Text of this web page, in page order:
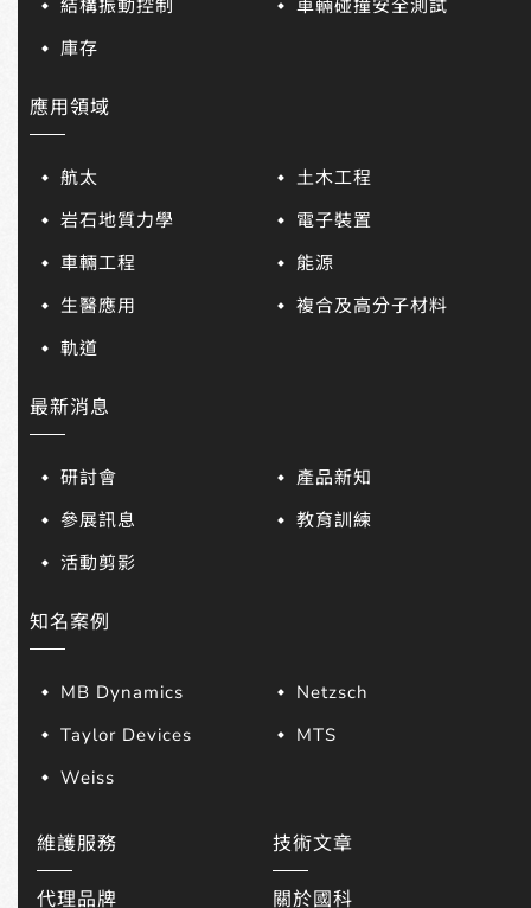
結構振動控制
車輛碰撞安全測試
庫存
應用領域
航太
土木工程
岩石地質力學
電子裝置
車輛工程
能源
生醫應用
複合及高分子材料
軌道
最新消息
研討會
產品新知
參展訊息
教育訓練
活動剪影
知名案例
MB Dynamics
Netzsch
Taylor Devices
MTS
Weiss
維護服務 技術文章
代理品牌 關於國科